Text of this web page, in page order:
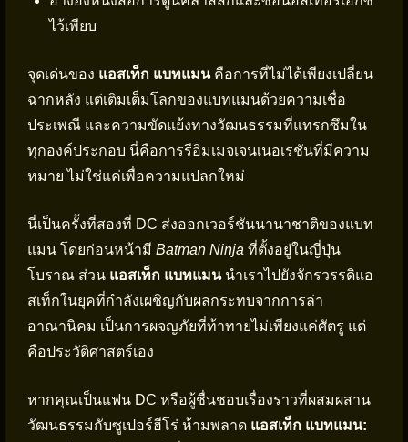
ไว้เพียบ
จุดเด่นของ แอสเท็ก แบทแมนคือการที่ไม่ได้เพียงเปลี่ยน
ฉากหลัง แต่เติมเต็มโลกของแบทแมนด้วยความเชื่อ
ประเพณี และความขัดแย้งทางวัฒนธรรมที่แทรกซึมใน
ทุกองค์ประกอบ นี่คือการรีอิมเมจเจนเนอเรชันที่มีความ
หมาย ไม่ใช่แค่เพื่อความแปลกใหม่
นี่เป็นครั้งที่สองที่ DC ส่งออกเวอร์ชันนานาชาติของแบท
แมน โดยก่อนหน้ามี Batman Ninja ที่ตั้งอยู่ในญี่ปุ่น
โบราณ ส่วน แอสเท็ก แบทแมนนำเราไปยังจักรวรรดิแอ
สเท็กในยุคที่กำลังเผชิญกับผลกระทบจากการล่า
อาณานิคม เป็นการผจญภัยที่ท้าทายไม่เพียงแค่ศัตรู แต่
คือประวัติศาสตร์เอง
หากคุณเป็นแฟน DC หรือผู้ชื่นชอบเรื่องราวที่ผสมผสาน
วัฒนธรรมกับซูเปอร์ฮีโร่ ห้ามพลาด แอสเท็ก แบทแมน: